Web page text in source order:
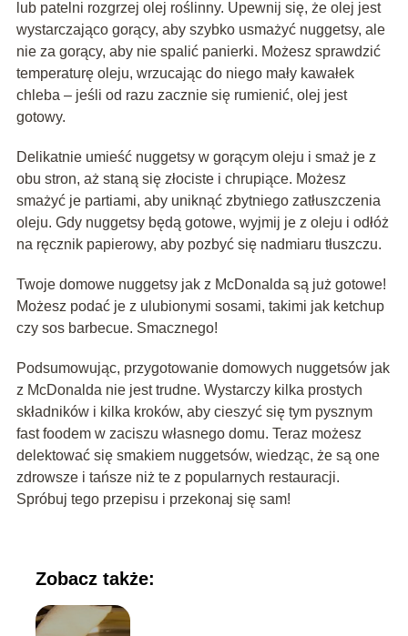
lub patelni rozgrzej olej roślinny. Upewnij się, że olej jest
wystarczająco gorący, aby szybko usmażyć nuggetsy, ale
nie za gorący, aby nie spalić panierki. Możesz sprawdzić
temperaturę oleju, wrzucając do niego mały kawałek
chleba – jeśli od razu zacznie się rumienić, olej jest
gotowy.
Delikatnie umieść nuggetsy w gorącym oleju i smaż je z
obu stron, aż staną się złociste i chrupiące. Możesz
smażyć je partiami, aby uniknąć zbytniego zatłuszczenia
oleju. Gdy nuggetsy będą gotowe, wyjmij je z oleju i odłóż
na ręcznik papierowy, aby pozbyć się nadmiaru tłuszczu.
Twoje domowe nuggetsy jak z McDonalda są już gotowe!
Możesz podać je z ulubionymi sosami, takimi jak ketchup
czy sos barbecue. Smacznego!
Podsumowując, przygotowanie domowych nuggetsów jak
z McDonalda nie jest trudne. Wystarczy kilka prostych
składników i kilka kroków, aby cieszyć się tym pysznym
fast foodem w zaciszu własnego domu. Teraz możesz
delektować się smakiem nuggetsów, wiedząc, że są one
zdrowsze i tańsze niż te z popularnych restauracji.
Spróbuj tego przepisu i przekonaj się sam!
Zobacz także: